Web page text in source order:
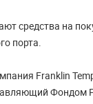
средства на
порта.
Franklin
Фондом